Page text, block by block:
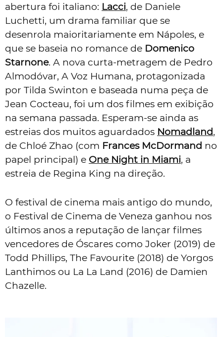
abertura foi italiano: Lacci, de Daniele
Luchetti, um drama familiar que se
desenrola maioritariamente em Nápoles, e
que se baseia no romance de Domenico
Starnone. A nova curta-metragem de Pedro
Almodóvar, A Voz Humana, protagonizada
por Tilda Swinton e baseada numa peça de
Jean Cocteau, foi um dos filmes em exibição
na semana passada. Esperam-se ainda as
estreias dos muitos aguardados Nomadland,
de Chloé Zhao (com Frances McDormand no
papel principal) e One Night in Miami, a
estreia de Regina King na direção.
O festival de cinema mais antigo do mundo,
o Festival de Cinema de Veneza ganhou nos
últimos anos a reputação de lançar filmes
vencedores de Óscares como Joker (2019) de
Todd Phillips, The Favourite (2018) de Yorgos
Lanthimos ou La La Land (2016) de Damien
Chazelle.